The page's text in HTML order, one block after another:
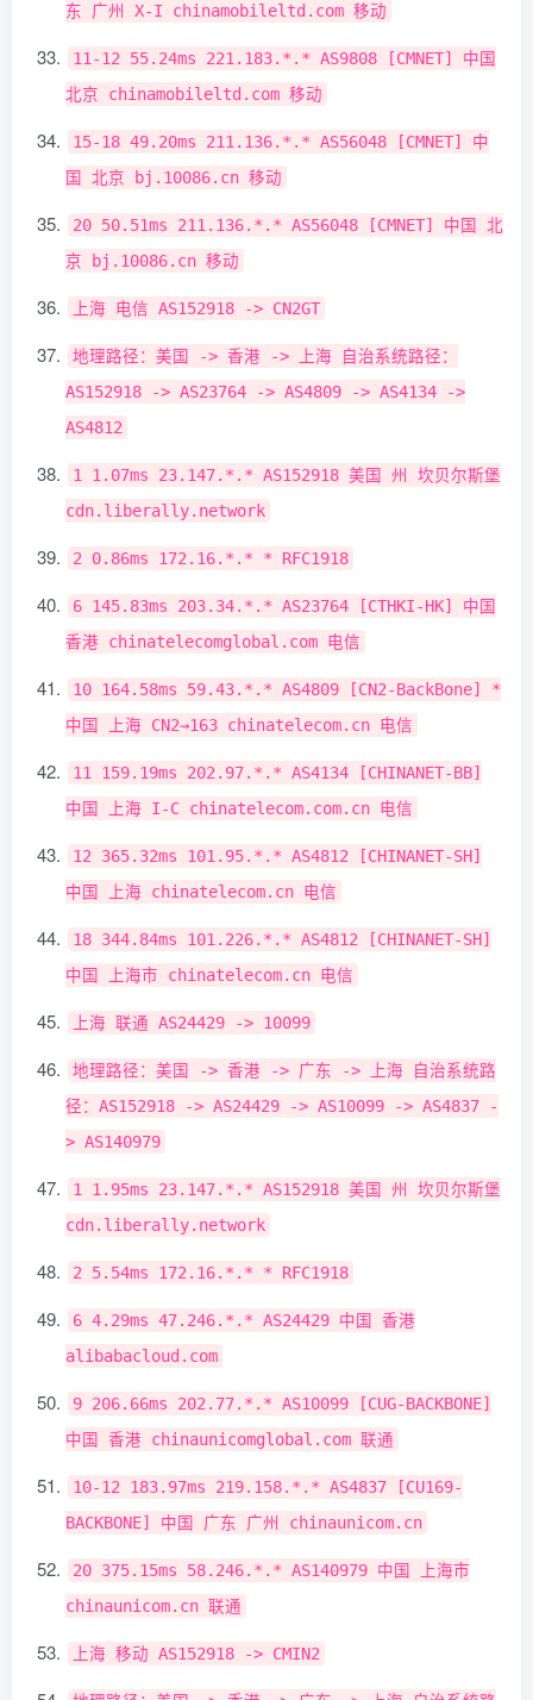
东
广州 X-I chinamobileltd . com 移动
11-12 55.24ms 221.183.*.* AS9808 [CMNET]
中国
北京 chinamobileltd . com 移动
15-18 49.20ms 211.136.*.* AS56048 [CMNET]
中
国
北京 bj . 10086.cn 移动
20 50.51ms 211.136.*.* AS56048 [CMNET] 中国
北
京 bj . 10086.cn 移动
上海 电信 AS152918 -> CN2GT
地理路径：美国 -> 香港 -> 上海
自治系统路径：
AS152918
-> AS23764 -> AS4809 -> AS4134
->
AS4812
1 1.07ms 23.147.*.* AS152918 美国 州
坎贝尔斯堡
cdn. liberally. network
2 0.86ms 172.16.*.* * RFC1918
6 145.83ms 203.34.*.* AS23764 [CTHKI-HK]
中国
香港 chinatelecomglobal . com 电信
10 164.58ms 59.43.*.* AS4809 [CN2-BackBone]
*
中国
上海 CN2→163 chinatelecom. cn 电信
11 159.19ms 202.97.*.* AS4134 [CHINANET-BB]
中国
上海 I-C chinatelecom. com. cn 电信
12 365.32ms 101.95.*.* AS4812 [CHINANET-SH]
中国
上海 chinatelecom. cn 电信
18 344.84ms 101.226.*.* AS4812 [CHINANET-SH]
中国
上海市 chinatelecom. cn 电信
上海 联通 AS24429 -> 10099
地理路径：美国 -> 香港 -> 广东 -> 上海
自治系统路
径： AS152918 -> AS24429 -> AS10099 -> AS4837
-
> AS140979
1 1.95ms 23.147.*.* AS152918 美国 州
坎贝尔斯堡
cdn. liberally. network
2 5.54ms 172.16.*.* * RFC1918
6 4.29ms 47.246.*.* AS24429 中国
香港
alibabacloud . com
9 206.66ms 202.77.*.* AS10099 [CUG-BACKBONE]
中国
香港 chinaunicomglobal . com 联通
10-12 183.97ms 219.158.*.* AS4837 [CU169-
BACKBONE] 中国 广东 广州 chinaunicom. cn
20 375.15ms 58.246.*.* AS140979 中国
上海市
chinaunicom. cn 联通
上海 移动 AS152918 -> CMIN2